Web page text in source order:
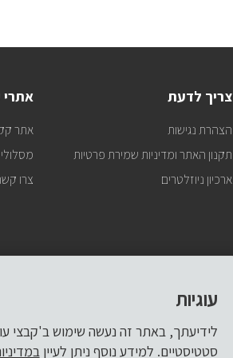
צריך לדעת
הצהרת נגישות
תקנון האתר ומדיניות שמירת פרטיות
ארכיון ניוזלטרים
אתר
צרו
עוגיות
סטטיסטיים. למידע נוסף ניתן לעיין